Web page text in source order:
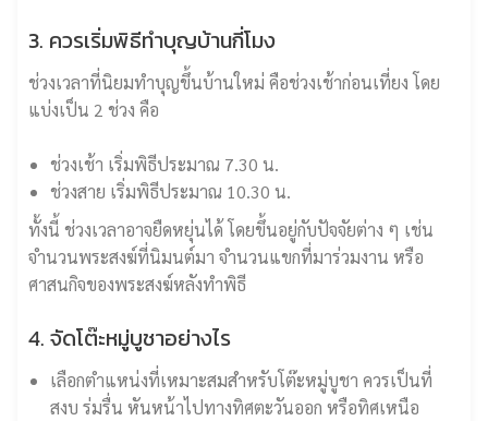
3. ควรเริ่มพิธีทำบุญบ้านกี่โมง
ช่วงเวลาที่นิยมทำบุญขึ้นบ้านใหม่ คือช่วงเช้าก่อนเที่ยง โดย
แบ่งเป็น 2 ช่วง คือ
ช่วงเช้า เริ่มพิธีประมาณ 7.30 น.
ช่วงสาย เริ่มพิธีประมาณ 10.30 น.
ทั้งนี้ ช่วงเวลาอาจยืดหยุ่นได้ โดยขึ้นอยู่กับปัจจัยต่าง ๆ เช่น
จำนวนพระสงฆ์ที่นิมนต์มา จำนวนแขกที่มาร่วมงาน หรือ
ศาสนกิจของพระสงฆ์หลังทำพิธี
4. จัดโต๊ะหมู่บูชาอย่างไร
เลือกตำแหน่งที่เหมาะสมสำหรับโต๊ะหมู่บูชา ควรเป็นที่
สงบ ร่มรื่น หันหน้าไปทางทิศตะวันออก หรือทิศเหนือ